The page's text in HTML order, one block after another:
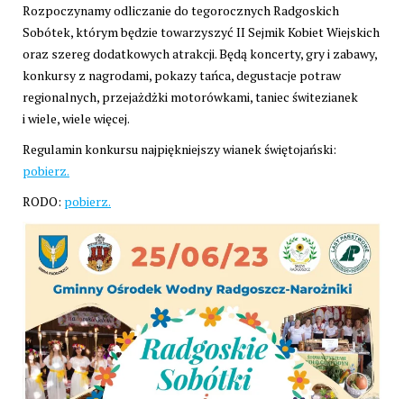
Rozpoczynamy odliczanie do tegorocznych Radgoskich
Sobótek, którym będzie towarzyszyć II Sejmik Kobiet Wiejskich
oraz szereg dodatkowych atrakcji. Będą koncerty, gry i zabawy,
konkursy z nagrodami, pokazy tańca, degustacje potraw
regionalnych, przejażdżki motorówkami, taniec świtezianek
i wiele, wiele więcej.
Regulamin konkursu najpiękniejszy wianek świętojański:
pobierz.
RODO: pobierz.